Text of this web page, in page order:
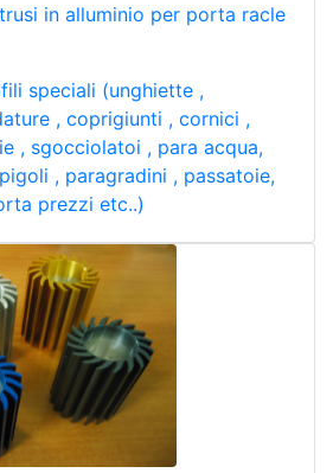
in alluminio per porta racle
speciali (unghiette ,
, coprigiunti , cornici ,
, sgocciolatoi , para acqua,
, paragradini , passatoie,
prezzi etc..)